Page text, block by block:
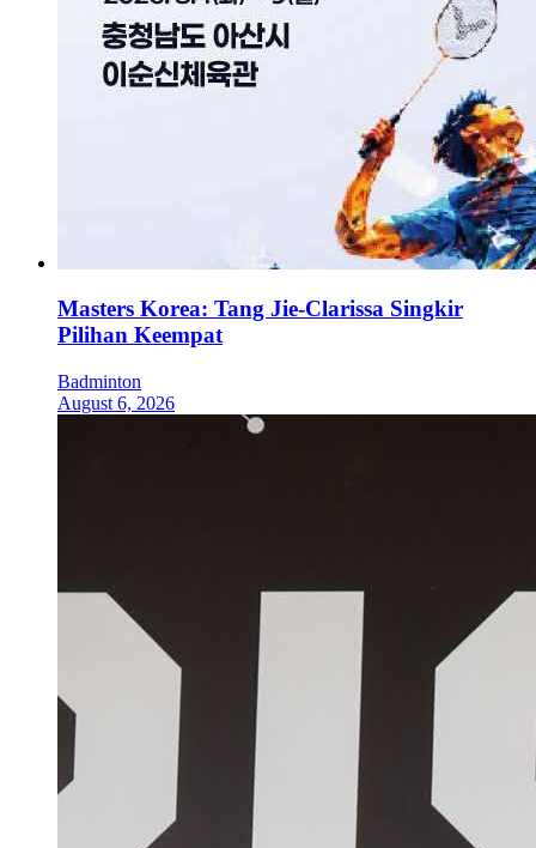
Masters Korea: Tang Jie-Clarissa Singkir
Pilihan Keempat
Badminton
August 6, 2026